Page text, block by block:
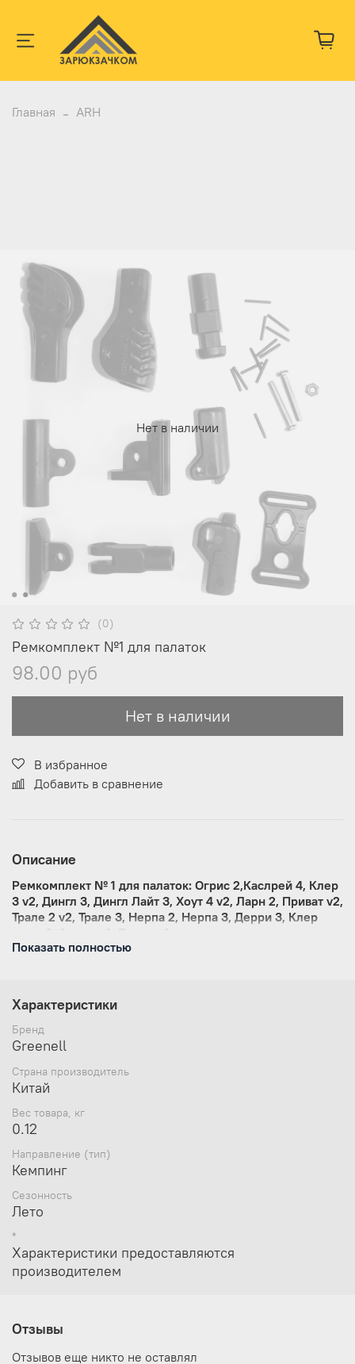
Главная ARH
Нет в наличии
(0)
Ремкомплект №1 для палаток
98.00 руб
Нет в наличии
В избранное
Добавить в сравнение
Описание
Ремкомплект № 1 для палаток: Огрис 2,Каслрей 4, Клер
3 v2, Дингл 3, Дингл Лайт 3, Хоут 4 v2, Ларн 2, Приват v2,
Трале 2 v2, Трале 3, Нерпа 2, Нерпа 3, Дерри 3, Клер
хранить его в кармане рюкзака
В состав входят пластиковые элементы для хаба,
подвижных частей и соединений
Набор позволяет отремонтировать хаб,
подвижные части и соединений
ремонта дуг. Дуги в комплект не входят.Не гладить,
сушка, химчистка запрещена, хранить в чистом и
сухом виде.
Показать полностью
Характеристики
Бренд
Greenell
Страна производитель
Китай
Вес товара, кг
0.12
Направление (тип)
Кемпинг
Сезонность
Лето
*
Характеристики предоставляются
производителем
Отзывы
Отзывов еще никто не оставлял